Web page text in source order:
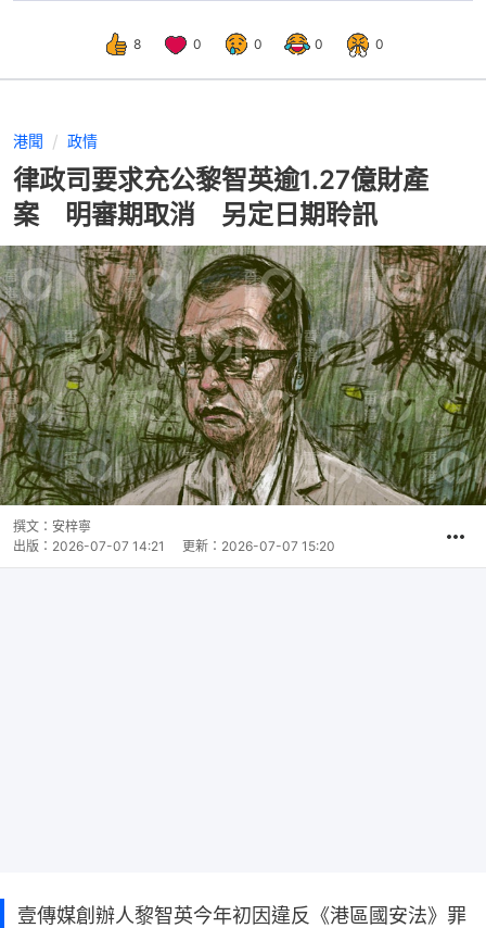
8 0 0 0 0
港聞 政情
律政司要求充公黎智英逾1.27億財產
案 明審期取消 另定日期聆訊
撰文： 安梓寧
出版： 2026-07-07 14:21 更新： 2026-07-07 15:20
壹傳媒創辦人黎智英今年初因違反《港區國安法》罪